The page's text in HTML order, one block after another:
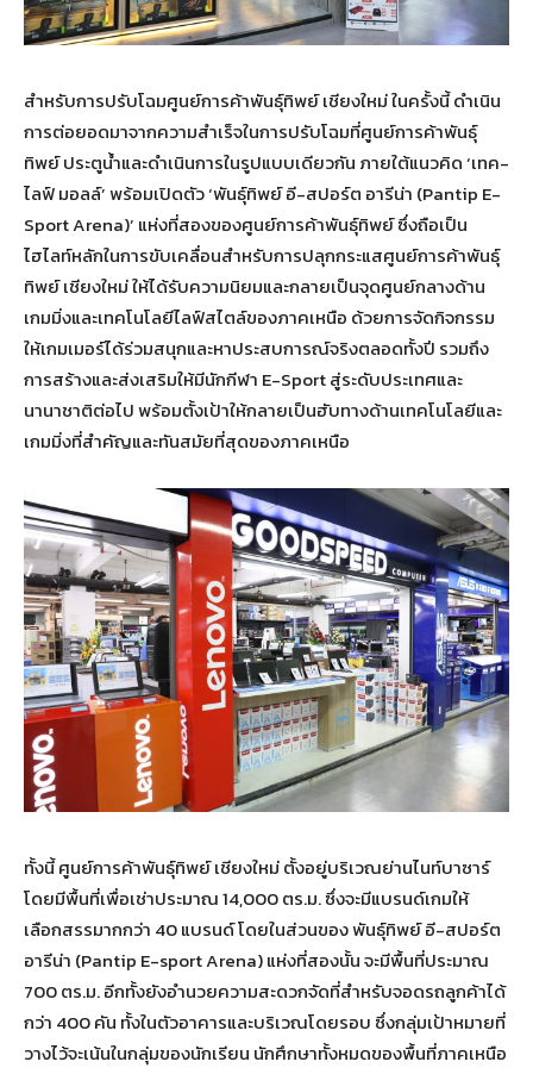
สำหรับการปรับโฉมศูนย์การค้าพันธุ์ทิพย์ เชียงใหม่ ในครั้งนี้ ดำเนิน
การต่อยอดมาจากความสำเร็จในการปรับโฉมที่ศูนย์การค้าพันธุ์
ทิพย์ ประตูน้ำและดำเนินการในรูปแบบเดียวกัน ภายใต้แนวคิด ‘เทค-
ไลฟ์ มอลล์’ พร้อมเปิดตัว ‘พันธุ์ทิพย์ อี-สปอร์ต อารีน่า (Pantip E-
Sport Arena)’ แห่งที่สองของศูนย์การค้าพันธุ์ทิพย์ ซึ่งถือเป็น
ไฮไลท์หลักในการขับเคลื่อนสำหรับการปลุกกระแสศูนย์การค้าพันธุ์
ทิพย์ เชียงใหม่ ให้ได้รับความนิยมและกลายเป็นจุดศูนย์กลางด้าน
เกมมิ่งและเทคโนโลยีไลฟ์สไตล์ของภาคเหนือ ด้วยการจัดกิจกรรม
ให้เกมเมอร์ได้ร่วมสนุกและหาประสบการณ์จริงตลอดทั้งปี รวมถึง
การสร้างและส่งเสริมให้มีนักกีฬา E-Sport สู่ระดับประเทศและ
นานาชาติต่อไป พร้อมตั้งเป้าให้กลายเป็นฮับทางด้านเทคโนโลยีและ
เกมมิ่งที่สำคัญและทันสมัยที่สุดของภาคเหนือ
ทั้งนี้ ศูนย์การค้าพันธุ์ทิพย์ เชียงใหม่ ตั้งอยู่บริเวณย่านไนท์บาซาร์
โดยมีพื้นที่เพื่อเช่าประมาณ 14,000 ตร.ม. ซึ่งจะมีแบรนด์เกมให้
เลือกสรรมากกว่า 40 แบรนด์ โดยในส่วนของ พันธุ์ทิพย์ อี-สปอร์ต
อารีน่า (Pantip E-sport Arena) แห่งที่สองนั้น จะมีพื้นที่ประมาณ
700 ตร.ม. อีกทั้งยังอำนวยความสะดวกจัดที่สำหรับจอดรถลูกค้าได้
กว่า 400 คัน ทั้งในตัวอาคารและบริเวณโดยรอบ ซึ่งกลุ่มเป้าหมายที่
วางไว้จะเน้นในกลุ่มของนักเรียน นักศึกษาทั้งหมดของพื้นที่ภาคเหนือ